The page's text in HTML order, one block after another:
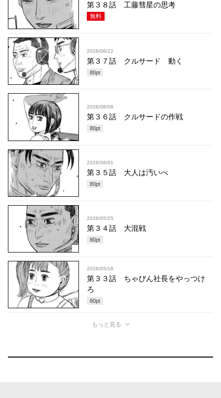
第３８話 工藤彗星の思考
無料
2026/06/22
第３７話 クルサード 動く
80pt
2026/06/08
第３６話 クルサードの作戦
80pt
2026/06/01
第３５話 大人は汚いべ
80pt
2026/05/25
第３４話 大混戦
80pt
2026/05/18
第３３話 ちゃびん社長をやっつけ
ろ
80pt
もっと見る